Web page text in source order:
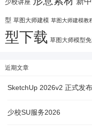
少校讲座
型 草图大师建模 草图大师建模教
型下载 草图大师模型
近期文章
SketchUp 2026v2 正式发
少校SU服务2026